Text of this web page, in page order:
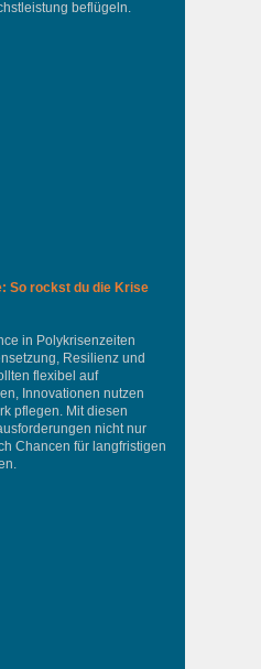
beflügeln.
So rockst du die Krise
in Polykrisenzeiten
Resilienz und
flexibel auf
Innovationen nutzen
pflegen. Mit diesen
nicht nur
Chancen für langfristigen